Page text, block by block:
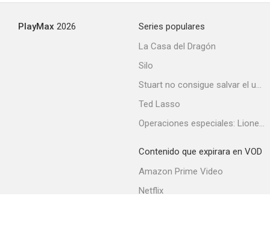
PlayMax 2026
Series populares
La Casa del Dragón
Silo
Stuart no consigue salvar el universo
Ted Lasso
Operaciones especiales: Lioness
Contenido que expirara en VOD
Amazon Prime Video
Netflix